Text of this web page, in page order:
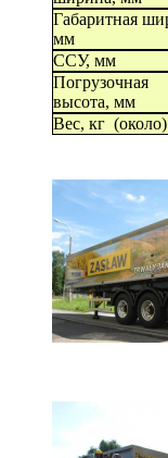
Габаритная
мм
ССУ, мм
Погрузочная
высота, мм
Вес, кг (около)